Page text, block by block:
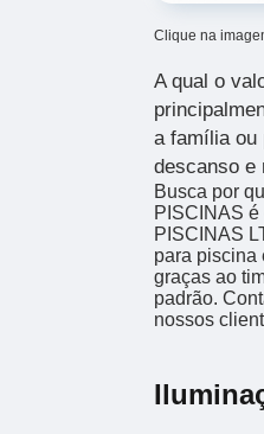
Clique na
A qual o
a família ou
descanso e
Busca por
PISCINAS
PISCINAS
para piscina
graças ao
padrão.
nossos